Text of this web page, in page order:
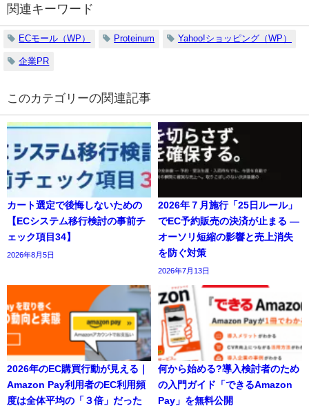
関連キーワード
ECモール（WP） Proteinum Yahoo!ショッピング（WP）
企業PR
の関連記事
カート選定で後悔しないための
【ECシステム移行検討の事前チ
ェック項目34】
2026年8月5日
2026年７月施行「25日ルール」
でEC予約販売の決済が止まる ―
オーソリ短縮の影響と売上消失
を防ぐ対策
2026年7月13日
2026年のEC購買行動が見える｜
Amazon Pay利用者のEC利用頻
度は全体平均の「３倍」だった
何から始める?導入検討者のため
の入門ガイド「できるAmazon
Pay」を無料公開